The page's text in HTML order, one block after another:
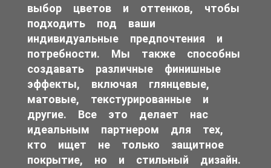
выбор цветов и оттенков, чтобы
подходить под ваши
индивидуальные предпочтения и
потребности. Мы также способны
создавать различные финишные
эффекты, включая глянцевые,
матовые, текстурированные и
другие. Все это делает нас
идеальным партнером для тех,
кто ищет не только защитное
покрытие, но и стильный дизайн.